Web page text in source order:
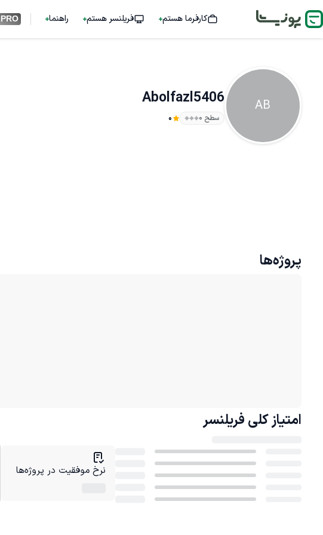
کارفرما هستم فریلنسر هستم راهنما PRO
AB
Abolfazl5406
سطح ۰ 0
پروژه‌ها
امتیاز کلی فریلنسر
نرخ موفقیت در پروژه‌ها